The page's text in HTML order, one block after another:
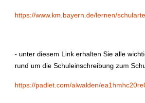
https://www.km.bayern.de/lernen/
- unter diesem Link erhalten Sie alle
rund um die Schuleinschreibung zum
https://padlet.com/alwalden/